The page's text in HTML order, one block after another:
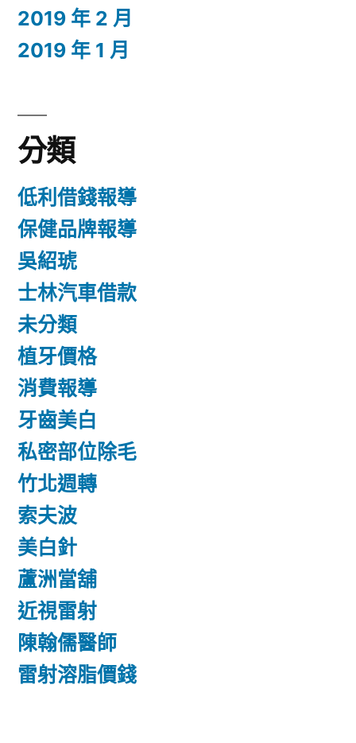
2019 年 2 月
2019 年 1 月
分類
低利借錢報導
保健品牌報導
吳紹琥
士林汽車借款
未分類
植牙價格
消費報導
牙齒美白
私密部位除毛
竹北週轉
索夫波
美白針
蘆洲當舖
近視雷射
陳翰儒醫師
雷射溶脂價錢